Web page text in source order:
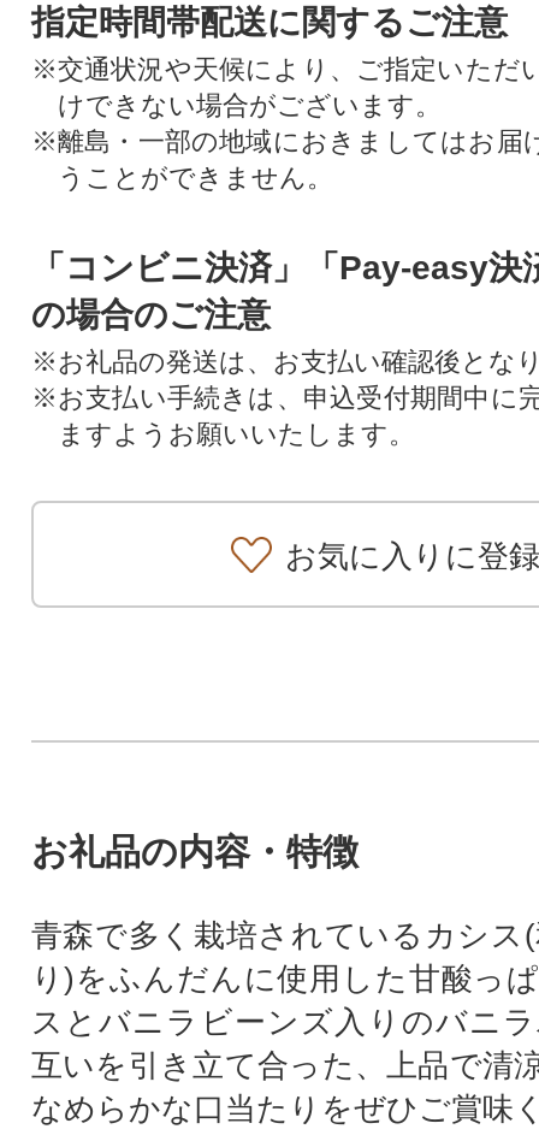
指定時間帯配送に関するご注意
※交通状況や天候により、ご指定いただ
けできない場合がございます。
※離島・一部の地域におきましてはお届
うことができません。
「コンビニ決済」「Pay-easy決
の場合のご注意
※お礼品の発送は、お支払い確認後とな
※お支払い手続きは、申込受付期間中に
ますようお願いいたします。
お気に入りに登録
お礼品の内容・特徴
青森で多く栽培されているカシス
り)をふんだんに使用した甘酸っ
スとバニラビーンズ入りのバニ
互いを引き立て合った、上品で清
なめらかな口当たりをぜひご賞味